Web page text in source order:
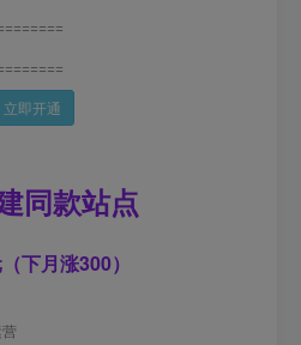
立即开通
同款站点
下月涨300）